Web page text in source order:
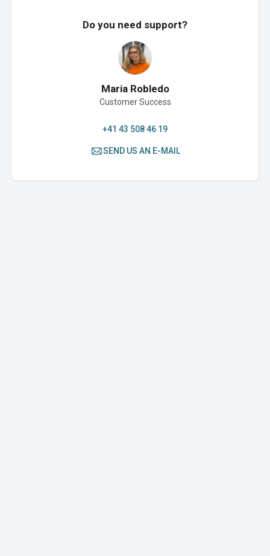
Do you need support?
Maria Robledo
Customer Success
+41 43 508 46 19
SEND US AN E-MAIL